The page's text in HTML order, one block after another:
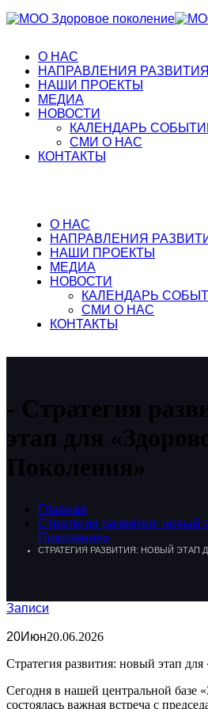
О НАС
НАПРАВЛЕНИЯ РАЗВИТИЯ
НАШИ ПРОЕКТЫ
МЕДИА
НОВОСТИ
КАЛЕНДАРЬ
СМИ О НАС
КОНТАКТЫ
О НАС
НАПРАВЛЕНИЯ
НАШИ ПРОЕКТЫ
МЕДИА
НОВОСТИ
КАЛЕНДАРЬ
СМИ О НАС
КОНТАКТЫ
Стратегия
этап для
Поколения»
Главная
Стратегия развития: новый
Поколения»
СТРАТЕГИЯ РАЗВИТИЯ: НОВЫЙ ЭТАП
Записи
20Июн20.06.2026
Стратегия развития: новый этап
Сегодня в нашей центральной базе
состоялась важная встреча с